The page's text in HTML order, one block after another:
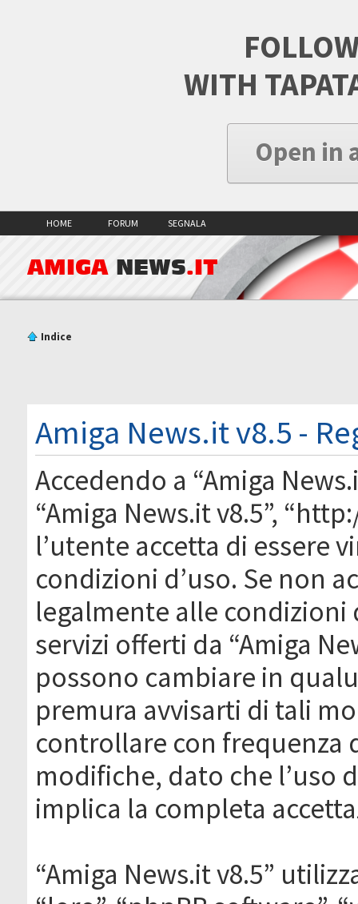
WITH
Open in
HOME FORUM SEGNALA
AMIGA NEWS.IT
Indice
Amiga News.it v8.5 -
Accedendo a “Amiga
“Amiga News.it v8.5”,
l’utente accetta di essere
condizioni d’uso. Se non
legalmente alle condizioni
servizi offerti da “Amiga
possono cambiare in
premura avvisarti di tali
controllare con frequenza
modifiche, dato che l’uso
implica la completa
“Amiga News.it v8.5”